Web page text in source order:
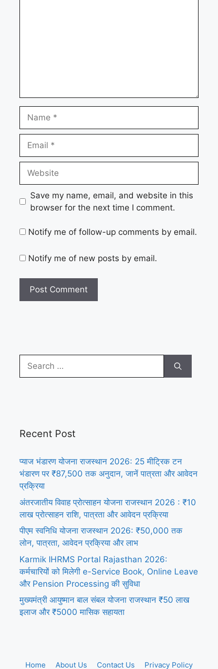
Save my name, email, and website in this
browser for the next time I comment.
Notify me of follow-up comments by email.
Notify me of new posts by email.
Search
for:
Recent Post
प्याज भंडारण योजना राजस्थान 2026: 25 मीट्रिक टन
भंडारण पर ₹87,500 तक अनुदान, जानें पात्रता और आवेदन
प्रक्रिया
अंतरजातीय विवाह प्रोत्साहन योजना राजस्थान 2026 : ₹10
लाख प्रोत्साहन राशि, पात्रता और आवेदन प्रक्रिया
पीएम स्वनिधि योजना राजस्थान 2026: ₹50,000 तक
लोन, पात्रता, आवेदन प्रक्रिया और लाभ
Karmik IHRMS Portal Rajasthan 2026:
कर्मचारियों को मिलेगी e-Service Book, Online Leave
और Pension Processing की सुविधा
मुख्यमंत्री आयुष्मान बाल संबल योजना राजस्थान ₹50 लाख
इलाज और ₹5000 मासिक सहायता
Home About Us Contact Us Privacy Policy